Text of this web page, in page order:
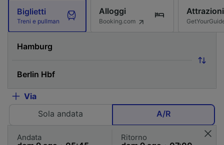
Biglietti
Treni e pullman
Alloggi
Booking.com
Attrazioni
Via
Sola andata
A/R
Andata Ritorno